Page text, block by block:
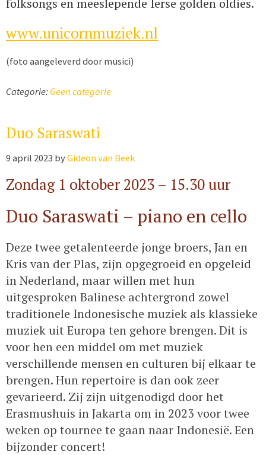
folksongs en meeslepende Ierse golden oldies.
www.unicornmuziek.nl
(foto aangeleverd door musici)
Categorie:Geen categorie
Duo Saraswati
9 april 2023 byGideon van Beek
Zondag 1 oktober 2023 – 15.30 uur
Duo Saraswati – piano en cello
Deze twee getalenteerde jonge broers, Jan en
Kris van der Plas, zijn opgegroeid en opgeleid
in Nederland, maar willen met hun
uitgesproken Balinese achtergrond zowel
traditionele Indonesische muziek als klassieke
muziek uit Europa ten gehore brengen. Dit is
voor hen een middel om met muziek
verschillende mensen en culturen bij elkaar te
brengen. Hun repertoire is dan ook zeer
gevarieerd. Zij zijn uitgenodigd door het
Erasmushuis in Jakarta om in 2023 voor twee
weken op tournee te gaan naar Indonesië. Een
bijzonder concert!